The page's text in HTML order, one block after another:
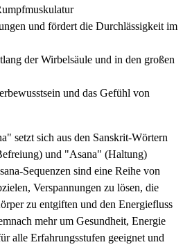
und fördert die Durchlässigkeit im
der Wirbelsäule und in den großen
und das Gefühl von
setzt sich aus den Sanskrit-Wörtern
und "Asana" (Haltung)
Sequenzen sind eine Reihe von
Verspannungen zu lösen, die
zu entgiften und den Energiefluss
mehr um Gesundheit, Energie
alle Erfahrungsstufen geeignet und